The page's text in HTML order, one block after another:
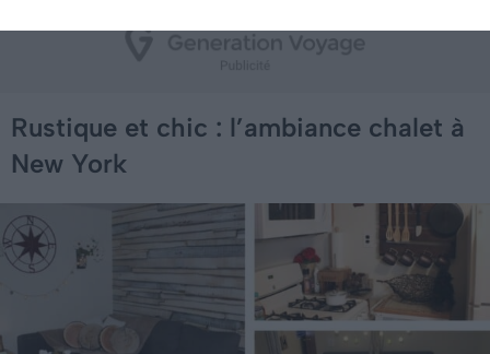
Rustique et chic : l’ambiance chalet à
New York